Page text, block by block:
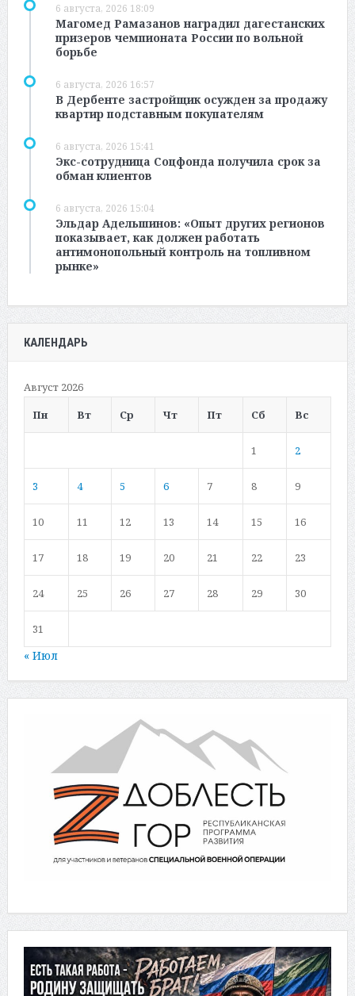
6 августа, 2026 18:09
Магомед Рамазанов наградил дагестанских
призеров чемпионата России по вольной
борьбе
6 августа, 2026 16:57
В Дербенте застройщик осужден за продажу
квартир подставным покупателям
6 августа, 2026 15:41
Экс-сотрудница Соцфонда получила срок за
обман клиентов
6 августа, 2026 15:04
Эльдар Адельшинов: «Опыт других регионов
показывает, как должен работать
антимонопольный контроль на топливном
рынке»
КАЛЕНДАРЬ
Август 2026
Пн
Вт Ср Чт Пт Сб Вс
1 2
3 4 5 6 7 8 9
10 11 12 13 14 15 16
17 18 19 20 21 22 23
24 25 26 27 28 29 30
31
« Июл